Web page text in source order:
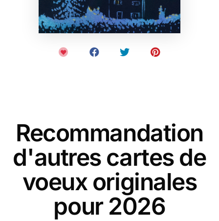
Recommandation
d'autres cartes de
voeux originales
pour 2026